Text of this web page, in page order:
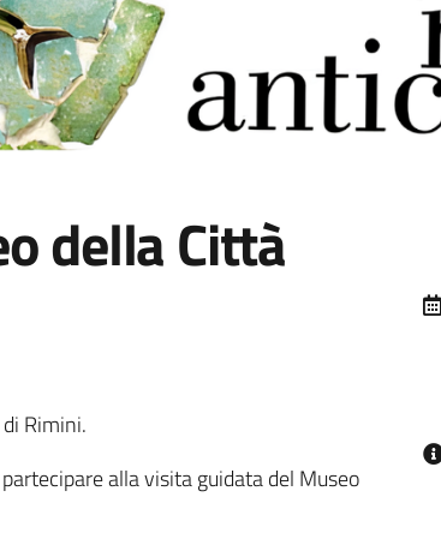
della Città
Rimini.
alla visita guidata del Museo